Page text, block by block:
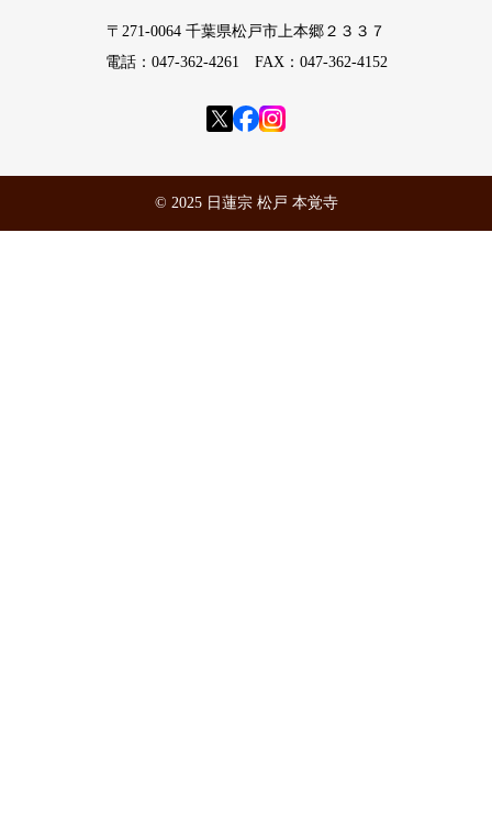
〒271-0064 千葉県松戸市上本郷２３３７
電話：047-362-4261 FAX：047-362-4152
© 2025 日蓮宗 松戸 本覚寺